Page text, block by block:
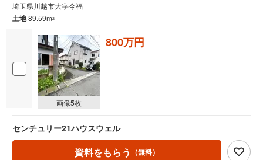
埼玉県川越市大字今福
土地89.59m2
画像5枚
800万円
センチュリー21ハウスウェル
資料をもらう （無料）